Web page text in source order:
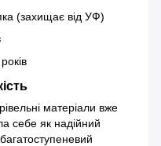
(захищає від УФ)
матеріали вже
себе як надійний